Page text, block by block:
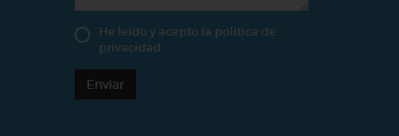
He leído y acepto la política de
privacidad
Enviar